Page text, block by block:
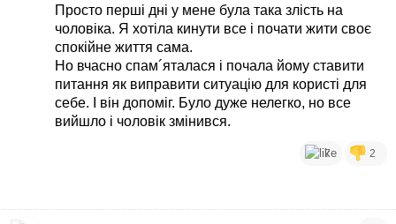
Просто перші дні у мене була така злість на
чоловіка. Я хотіла кинути все і почати жити своє
спокійне життя сама.
Но вчасно спам´яталася і почала йому ставити
питання як виправити ситуацію для користі для
себе. І він допоміг. Було дуже нелегко, но все
вийшло і чоловік змінився.
7 2